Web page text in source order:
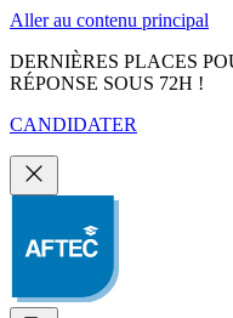
Aller au contenu principal
DERNIÈRES PLACES
RÉPONSE SOUS 72H !
CANDIDATER